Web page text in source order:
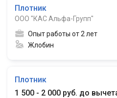
Плотник
ООО "КАС Альфа-Групп"
Опыт работы от 2 лет
Жлобин
Плотник
1 500 - 2 000 руб. до